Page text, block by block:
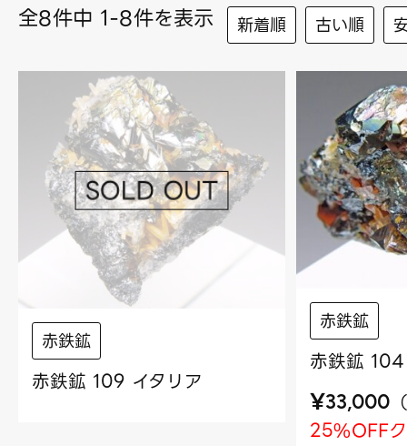
全8件中 1-8件を表示 新着順 古い順
赤鉄鉱
赤鉄鉱 109 イタリア
赤鉄鉱
赤鉄鉱
¥33,000 （
25%OFF